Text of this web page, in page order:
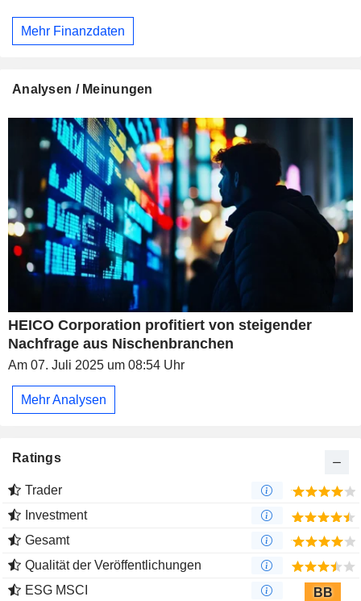
Mehr Finanzdaten
Analysen / Meinungen
HEICO Corporation profitiert von steigender
Nachfrage aus Nischenbranchen
Am 07. Juli 2025 um 08:54 Uhr
Mehr Analysen
Ratings
Trader
Investment
Gesamt
Qualität der Veröffentlichungen
ESG MSCI
BB